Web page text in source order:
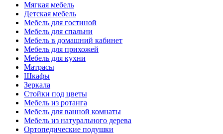
Мягкая мебель
Детская мебель
Мебель для гостиной
Мебель для спальни
Мебель в домашний кабинет
Мебель для прихожей
Мебель для кухни
Матрасы
Шкафы
Зеркала
Стойки под цветы
Мебель из ротанга
Мебель для ванной комнаты
Мебель из натурального дерева
Ортопедические подушки